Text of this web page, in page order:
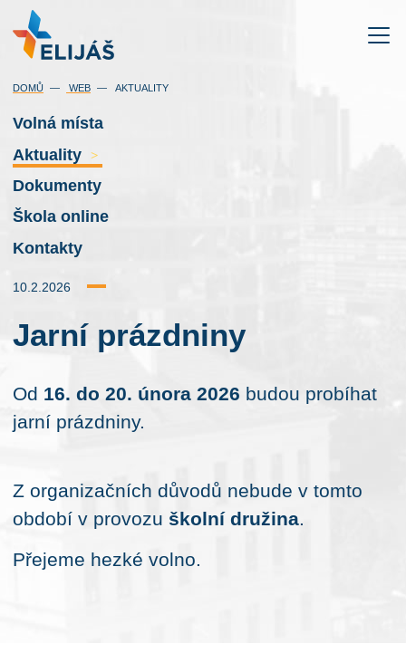
DOMŮ WEB AKTUALITY
Volná místa
Aktuality
>
Dokumenty
Škola online
Kontakty
10.2.2026
Jarní prázdniny
Od 16. do 20. února 2026 budou probíhat
jarní prázdniny.
Z organizačních důvodů nebude v tomto
období v provozu školní družina.
Přejeme hezké volno.